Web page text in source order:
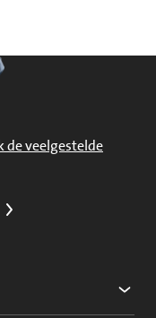
de veelgestelde